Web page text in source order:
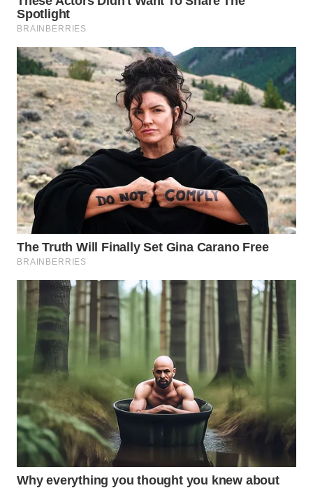
WN
TIMUR
WN
SEMARANG
WN
SOLO
WN
BOROBUDUR
WN
MADURA
WN
SURABAYA
NATUNA
WN
BINTAN
WN
MANDALIKA